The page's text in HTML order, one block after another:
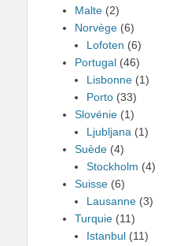
Malte (2)
Norvège (6)
Lofoten (6)
Portugal (46)
Lisbonne (1)
Porto (33)
Slovénie (1)
Ljubljana (1)
Suède (4)
Stockholm (4)
Suisse (6)
Lausanne (3)
Turquie (11)
Istanbul (11)